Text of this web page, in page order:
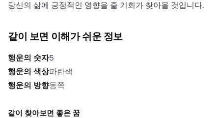
당신의 삶에 긍정적인 영향을 줄 기회가 찾아올 것입니다.
같이 보면 이해가 쉬운 정보
행운의 숫자5
행운의 색상파란색
행운의 방향동쪽
같이 찾아보면 좋은 꿈